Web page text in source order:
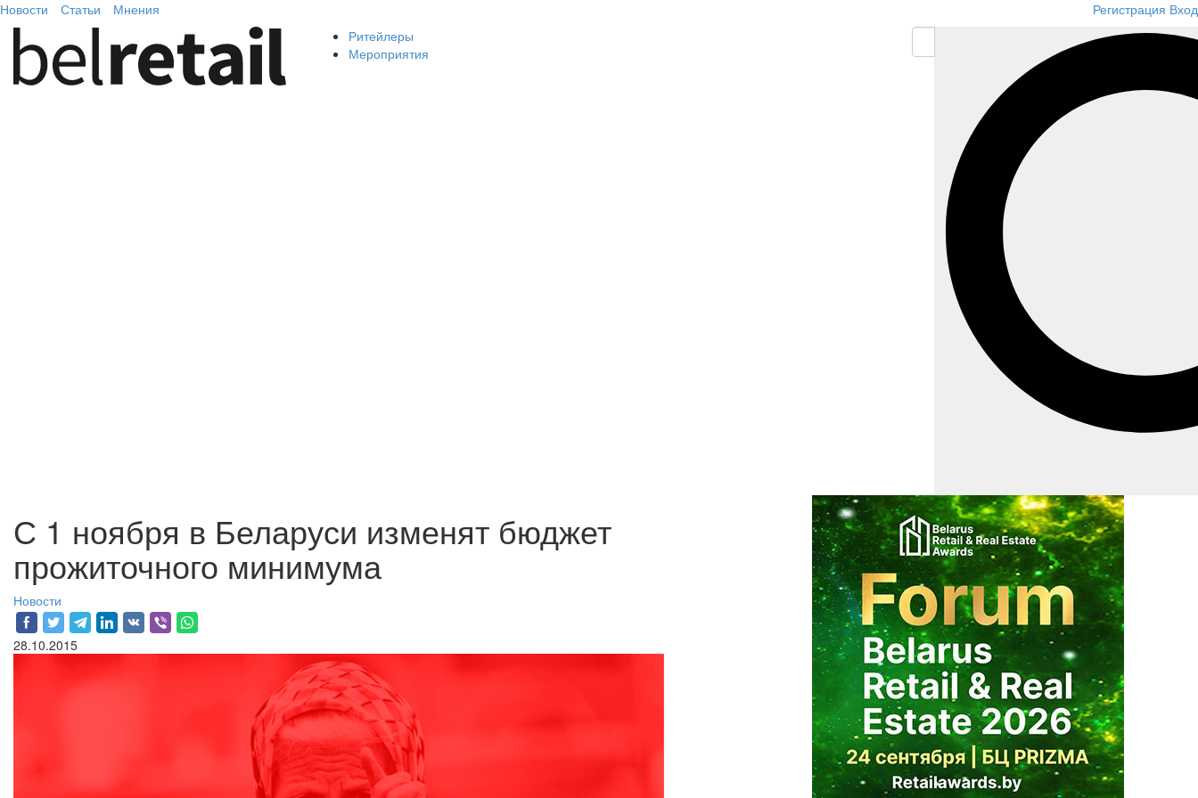
Новости Статьи Мнения Регистрация Вход
Ритейлеры
Мероприятия
С 1 ноября в Беларуси изменят бюджет
прожиточного минимума
Новости
28.10.2015